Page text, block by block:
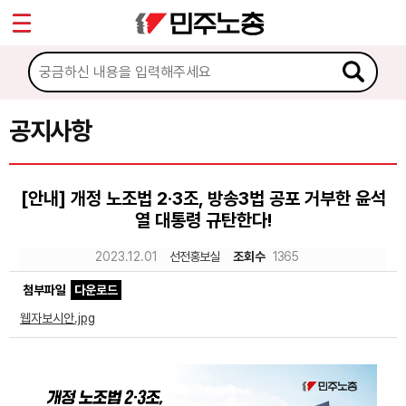
공지사항
[안내] 개정 노조법 2·3조, 방송3법 공포 거부한 윤석
열 대통령 규탄한다!
2023.12.01 선전홍보실 조회수 1365
첨부파일
다운로드
웹자보시안.jpg
마이페이지
소개
소식
공지사항
성명·보도
노동상담
자료
부설기관
Sketchbook5, 스케치북5
Sketchbook5, 스케치북5